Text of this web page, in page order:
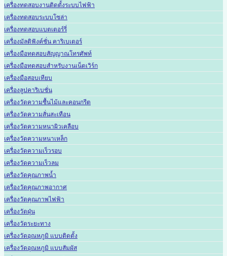
เครื่องทดสอบงานติดตั้งระบบไฟฟ้า
เครื่องทดสอบระบบโซล่า
เครื่องทดสอบแบตเตอร์รี่
เครื่องมัลติฟังค์ชั่น คาริเบเตอร์
เครื่องมือทดสอบสัญญาณโทรศัพท์
เครื่องมือทดสอบสำหรับงานเน็ตเวิร์ก
เครื่องมือสอบเทียบ
เครื่องลูปคาริเบชั่น
เครื่องวัดความชื้นไม้และคอนกรีต
เครื่องวัดความสั่นสะเทือน
เครื่องวัดความหนาผิวเคลือบ
เครื่องวัดความหนาเหล็ก
เครื่องวัดความเร็วรอบ
เครื่องวัดความเร็วลม
เครื่องวัดคุณภาพน้ำ
เครื่องวัดคุณภาพอากาศ
เครื่องวัดคุณภาพไฟฟ้า
เครื่องวัดฝุ่น
เครื่องวัดระยะทาง
เครื่องวัดอุณหภูมิ แบบติดตั้ง
เครื่องวัดอุณหภูมิ แบบสัมผัส